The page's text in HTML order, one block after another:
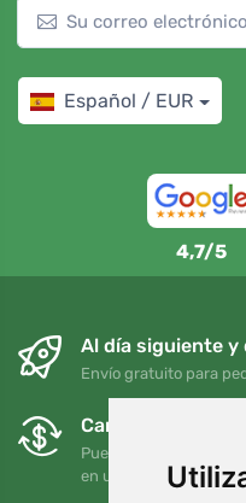
Español / EUR
4,7/5
Al día siguiente
Envío gratuito para
Cambios y
Puede devolver o
en un plazo de 90 días